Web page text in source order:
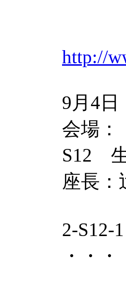
http://
9月4
会場
S12
座長
2-S12-
・・